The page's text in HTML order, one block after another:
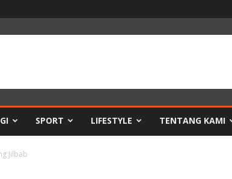
SPORT LIFESTYLE TENTANG KAMI
Jilbab